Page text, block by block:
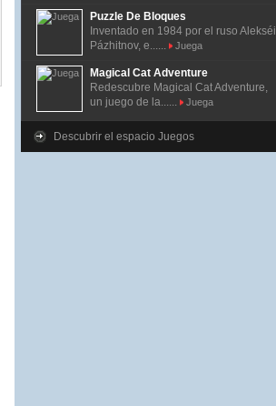
Puzzle De Bloques
Inventado en 1984 por el ruso Alekséi
Pázhitnov, e......
Juega
Magical Cat Adventure
Redescubre Magical Cat Adventure,
un juego de la......
Juega
Descubrir el espacio Juegos